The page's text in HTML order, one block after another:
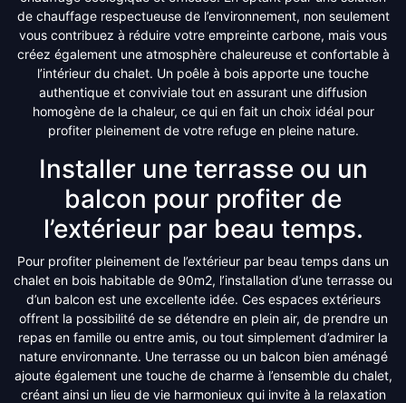
de chauffage respectueuse de l’environnement, non seulement
vous contribuez à réduire votre empreinte carbone, mais vous
créez également une atmosphère chaleureuse et confortable à
l’intérieur du chalet. Un poêle à bois apporte une touche
authentique et conviviale tout en assurant une diffusion
homogène de la chaleur, ce qui en fait un choix idéal pour
profiter pleinement de votre refuge en pleine nature.
Installer une terrasse ou un
balcon pour profiter de
l’extérieur par beau temps.
Pour profiter pleinement de l’extérieur par beau temps dans un
chalet en bois habitable de 90m2, l’installation d’une terrasse ou
d’un balcon est une excellente idée. Ces espaces extérieurs
offrent la possibilité de se détendre en plein air, de prendre un
repas en famille ou entre amis, ou tout simplement d’admirer la
nature environnante. Une terrasse ou un balcon bien aménagé
ajoute également une touche de charme à l’ensemble du chalet,
créant ainsi un lieu de vie harmonieux qui invite à la relaxation